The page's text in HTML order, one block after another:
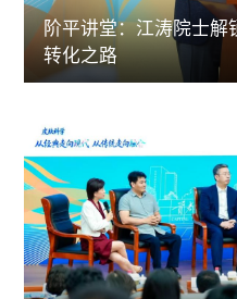
阶平讲堂：江涛院士
转化之路